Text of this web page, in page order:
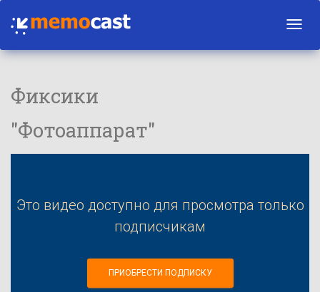
Фиксики
"Фотоаппарат"
Это видео доступно для просмотра только
подписчикам
ПРИОБРЕСТИ ПОДПИСКУ